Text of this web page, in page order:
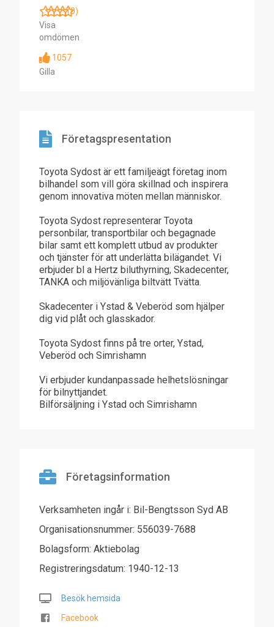
(0)
Visa
omdömen
1057
Gilla
Företagspresentation
Toyota Sydost är ett familjeägt företag inom
bilhandel som vill göra skillnad och inspirera
genom innovativa möten mellan människor.
Toyota Sydost representerar Toyota
personbilar, transportbilar och begagnade
bilar samt ett komplett utbud av produkter
och tjänster för att underlätta bilägandet. Vi
erbjuder bl a Hertz biluthyrning, Skadecenter,
TANKA och miljövänliga biltvätt Tvätta.
Skadecenter i Ystad & Veberöd som hjälper
dig vid plåt och glasskador.
Toyota Sydost finns på tre orter, Ystad,
Veberöd och Simrishamn
Vi erbjuder kundanpassade helhetslösningar
för bilnyttjandet.
Bilförsäljning i Ystad och Simrishamn
Företagsinformation
Verksamheten ingår i: Bil-Bengtsson Syd AB
Organisationsnummer: 556039-7688
Bolagsform: Aktiebolag
Registreringsdatum: 1940-12-13
Besök hemsida
Facebook